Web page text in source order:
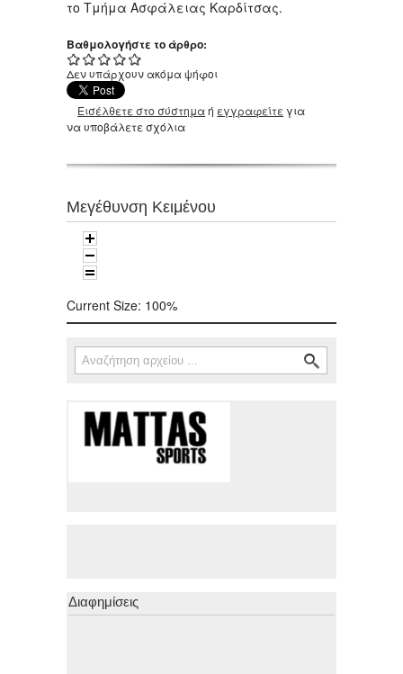
το Τμήμα Ασφάλειας Καρδίτσας.
Βαθμολογήστε το άρθρο:
Δεν υπάρχουν ακόμα ψήφοι
Εισέλθετε στο σύστημαή εγγραφείτε για
να υποβάλετε σχόλια
Μεγέθυνση Κειμένου
Current Size: 100%
Φόρμα αναζήτησης
Αναζήτηση
Διαφημίσεις